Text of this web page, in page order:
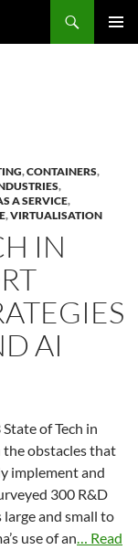
,CONTAINERS,
,
A SERVICE,
,VIRTUALISATION
IN
AI
of Tech in
the obstacles that
implement and
300 R&D
and small to
use of an… Read